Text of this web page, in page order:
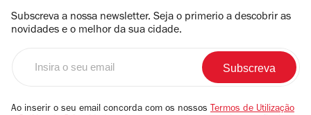
Subscreva a nossa newsletter. Seja o primerio a descobrir as
novidades e o melhor da sua cidade.
email
Ao inserir o seu email concorda com os nossos Termos de Utilização